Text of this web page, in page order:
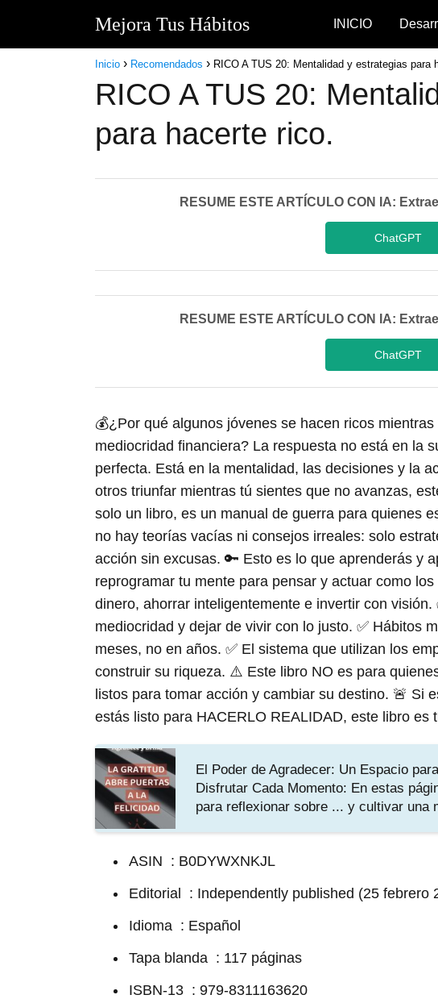
Mejora Tus Hábitos INICIO
Inicio Recomendados RICO A TUS 20: Mentalidad y estrategias para
RICO A TUS 20:
para hacerte rico.
RESUME ESTE ARTÍCULO CON IA:
ChatGPT
RESUME ESTE ARTÍCULO CON IA:
ChatGPT
💰¿Por qué algunos jóvenes se hacen ricos
mediocridad financiera? La respuesta no está en la
perfecta. Está en la mentalidad, las decisiones y la
otros triunfar mientras tú sientes que no avanzas,
solo un libro, es un manual de guerra para quienes
no hay teorías vacías ni consejos irreales: solo
acción sin excusas. 🔑 Esto es lo que aprenderás y
reprogramar tu mente para pensar y actuar como
dinero, ahorrar inteligentemente e invertir con
mediocridad y dejar de vivir con lo justo. ✅ Hábitos
meses, no en años. ✅ El sistema que utilizan los
construir su riqueza. ⚠️ Este libro NO es para
listos para tomar acción y cambiar su destino. 🚨 Si
estás listo para HACERLO REALIDAD, este libro es
El Poder de Agradecer: Un Espacio
Disfrutar Cada Momento: En estas
para reflexionar sobre ... y cultivar una
ASIN ‏ ‎: B0DYWXNKJL
Editorial ‏ ‎: Independently published (25
Idioma ‏ ‎: Español
Tapa blanda ‏ ‎: 117 páginas
ISBN-13 ‏ ‎: 979-8311163620